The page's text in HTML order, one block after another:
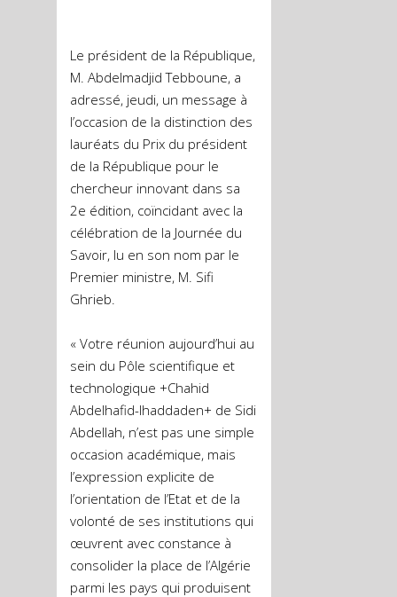
Le président de la République,
M. Abdelmadjid Tebboune, a
adressé, jeudi, un message à
l’occasion de la distinction des
lauréats du Prix du président
de la République pour le
chercheur innovant dans sa
2e édition, coïncidant avec la
célébration de la Journée du
Savoir, lu en son nom par le
Premier ministre, M. Sifi
Ghrieb.
« Votre réunion aujourd’hui au
sein du Pôle scientifique et
technologique +Chahid
Abdelhafid-Ihaddaden+ de Sidi
Abdellah, n’est pas une simple
occasion académique, mais
l’expression explicite de
l’orientation de l’Etat et de la
volonté de ses institutions qui
œuvrent avec constance à
consolider la place de l’Algérie
parmi les pays qui produisent